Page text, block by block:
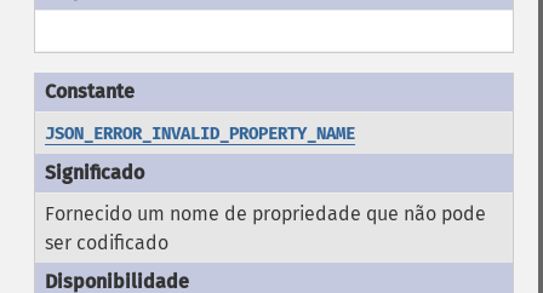
JSON_ERROR_INVALID_PROPERTY_NAME
Fornecido um nome de propriedade que não pode
ser codificado